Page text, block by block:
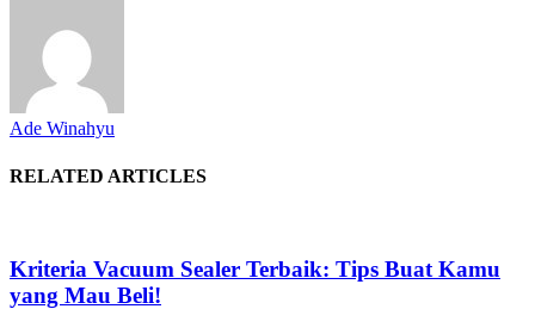
Ade Winahyu
RELATED ARTICLES
Kriteria Vacuum Sealer Terbaik: Tips Buat Kamu
yang Mau Beli!